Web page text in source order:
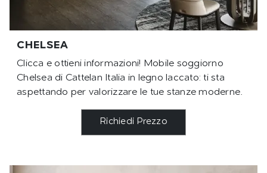
CHELSEA
Clicca e ottieni informazioni! Mobile soggiorno
Chelsea di Cattelan Italia in legno laccato: ti sta
aspettando per valorizzare le tue stanze moderne.
Richiedi Prezzo